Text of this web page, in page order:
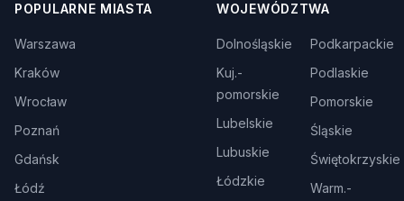
POPULARNE MIASTA
Warszawa
Kraków
Wrocław
Poznań
Gdańsk
Łódź
WOJEWÓDZTWA
Dolnośląskie
Kuj.-
pomorskie
Lubelskie
Lubuskie
Łódzkie
Podkarpackie
Podlaskie
Pomorskie
Śląskie
Świętokrzyskie
Warm.-